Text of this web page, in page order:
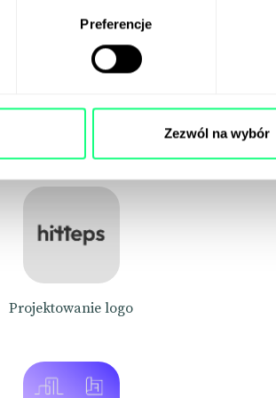
Preferencje
Zezwól na wybór
Nasze
Projektowanie logo